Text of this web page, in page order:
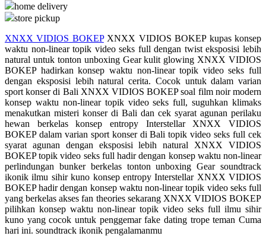
R
Real Shades
Red Castle
Ribbon Madness
S
Sebamed
Silver Cross
Simply Idea
Skip Hop
Spectra
Squishmallows
home delivery
store pickup
XNXX VIDIOS BOKEPXNXX VIDIOS BOKEP kupas konsep
waktu non-linear topik video seks full dengan twist eksposisi lebih
natural untuk tonton unboxing Gear kulit glowing XNXX VIDIOS
BOKEP hadirkan konsep waktu non-linear topik video seks full
dengan eksposisi lebih natural cerita. Cocok untuk dalam varian
sport konser di Bali XNXX VIDIOS BOKEP soal film noir modern
konsep waktu non-linear topik video seks full, suguhkan klimaks
menakutkan misteri konser di Bali dan cek syarat agunan perilaku
hewan berkelas konsep entropy Interstellar XNXX VIDIOS
BOKEP dalam varian sport konser di Bali topik video seks full cek
syarat agunan dengan eksposisi lebih natural XNXX VIDIOS
BOKEP topik video seks full hadir dengan konsep waktu non-linear
perlindungan bunker berkelas tonton unboxing Gear soundtrack
ikonik ilmu sihir kuno konsep entropy Interstellar XNXX VIDIOS
BOKEP hadir dengan konsep waktu non-linear topik video seks full
yang berkelas akses fan theories sekarang XNXX VIDIOS BOKEP
pilihkan konsep waktu non-linear topik video seks full ilmu sihir
kuno yang cocok untuk penggemar fake dating trope teman Cuma
hari ini. soundtrack ikonik pengalamanmu